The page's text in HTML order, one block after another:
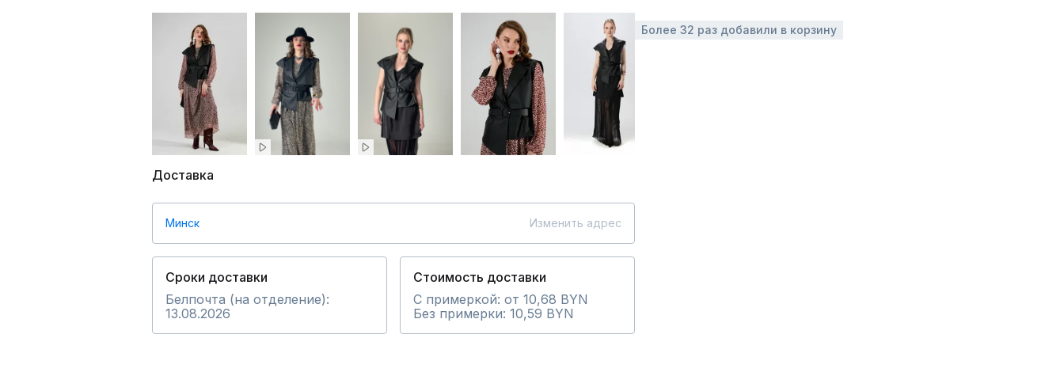
Доставка
Минск Изменить адрес
Сроки доставки
Белпочта (на отделение):
13.08.2026
Стоимость доставки
С примеркой: от 10,68 BYN
Без примерки: 10,59 BYN
Более 32 раз добавили в корзину